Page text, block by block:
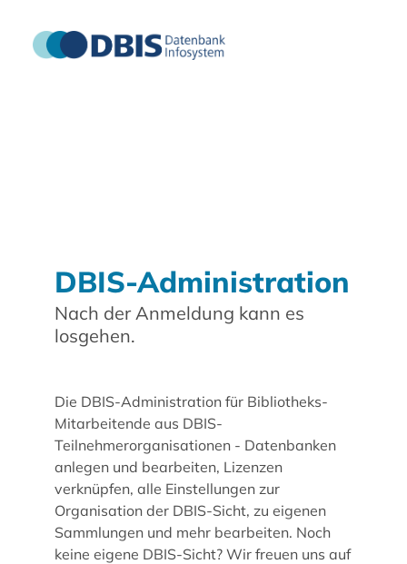
DBIS-Administration
Nach der Anmeldung kann es
losgehen.
Die DBIS-Administration für Bibliotheks-
Mitarbeitende aus DBIS-
Teilnehmerorganisationen - Datenbanken
anlegen und bearbeiten, Lizenzen
verknüpfen, alle Einstellungen zur
Organisation der DBIS-Sicht, zu eigenen
Sammlungen und mehr bearbeiten. Noch
keine eigene DBIS-Sicht? Wir freuen uns auf